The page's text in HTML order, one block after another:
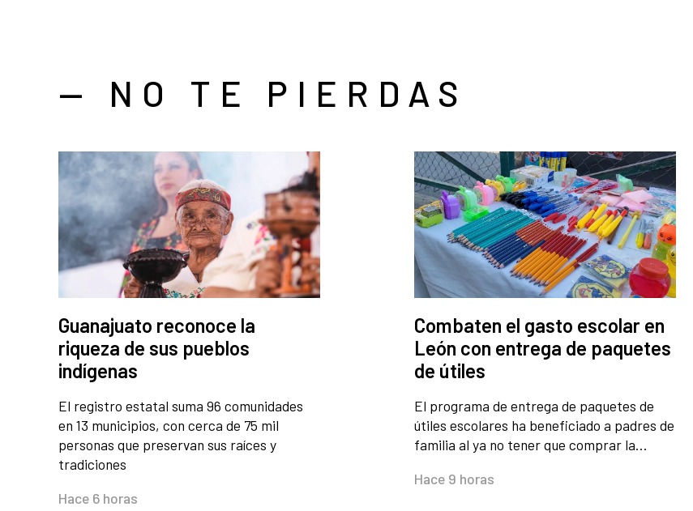
— NO TE PIERDAS
Guanajuato reconoce la
riqueza de sus pueblos
indígenas
El registro estatal suma 96 comunidades
en 13 municipios, con cerca de 75 mil
personas que preservan sus raíces y
tradiciones
Hace 6 horas
Combaten el gasto escolar en
León con entrega de paquetes
de útiles
El programa de entrega de paquetes de
útiles escolares ha beneficiado a padres de
familia al ya no tener que comprar la…
Hace 9 horas